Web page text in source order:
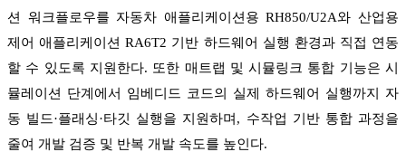
션 워크플로우를 자동차 애플리케이션용 RH850/U2A와 산업용
제어 애플리케이션 RA6T2 기반 하드웨어 실행 환경과 직접 연동
할 수 있도록 지원한다. 또한 매트랩 및 시뮬링크 통합 기능은 시
뮬레이션 단계에서 임베디드 코드의 실제 하드웨어 실행까지 자
동 빌드·플래싱·타깃 실행을 지원하며, 수작업 기반 통합 과정을
줄여 개발 검증 및 반복 개발 속도를 높인다.